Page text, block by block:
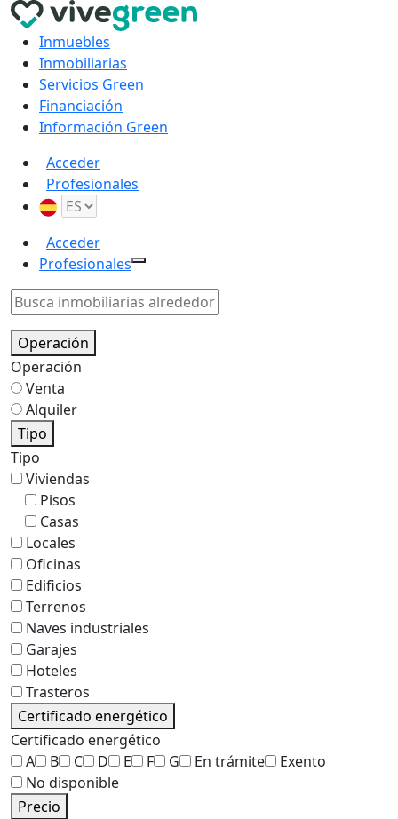
Inmuebles
Inmobiliarias
Servicios Green
Financiación
Información Green
Acceder
Profesionales
Acceder
Profesionales
Operación
Operación
Venta
Alquiler
Tipo
Tipo
Viviendas
Pisos
Casas
Locales
Oficinas
Edificios
Terrenos
Naves industriales
Garajes
Hoteles
Trasteros
Certificado energético
Certificado energético
A
B C D E F G En trámite
Exento
No disponible
Precio